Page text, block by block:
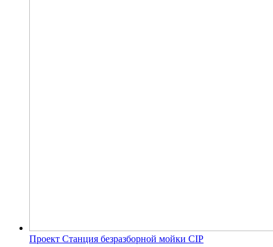
Проект Станция безразборной мойки CIP